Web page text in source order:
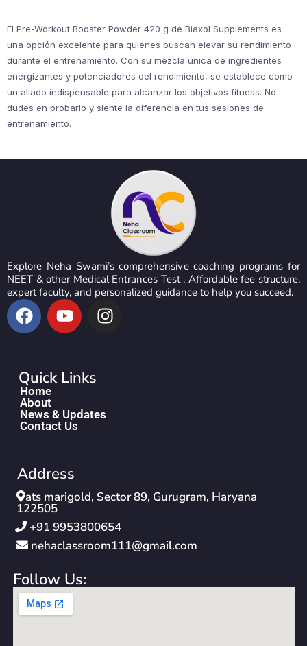
El Pre-Workout Booster Powder 420 g de Biaxol Supplements es
una opción excelente para quienes buscan elevar su rendimiento
durante el entrenamiento. Con su mezcla única de ingredientes
energizantes y potenciadores del rendimiento, se establece como
un aliado indispensable para alcanzar los objetivos fitness. No
dudes en probarlo y siente la diferencia en tus sesiones de
entrenamiento.
Explore Neha Swami’s comprehensive coaching programs for
NEET & other Medical Entrances Test . Affordable fee structure,
expert faculty, and personalized guidance to help you succeed.
Quick Links
Home
About
News & Updates
Contact Us
Address
ats marigold, Sector 89, Gurugram, Haryana
122505
‪+91 9953800654‬
nehaclassroom111@gmail.com
Follow Us: